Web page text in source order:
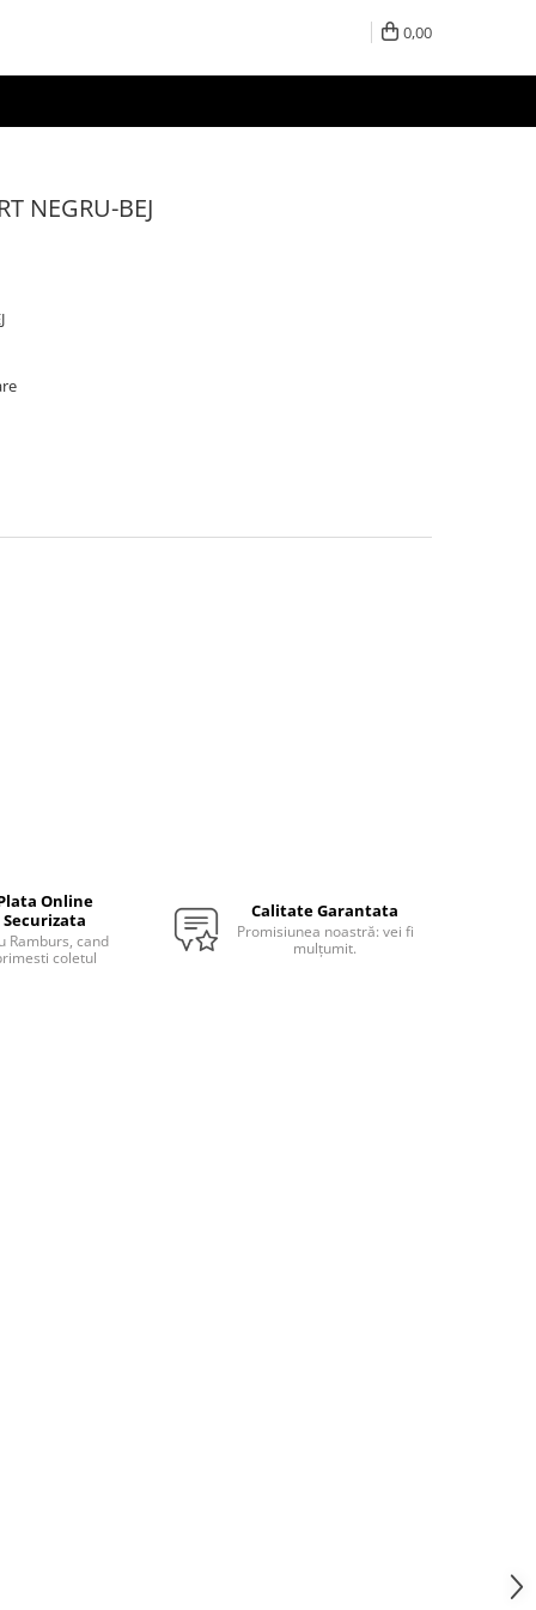
0,00
NEGRU-BEJ
Online
Securizata
Ramburs, cand
coletul
Calitate Garantata
Promisiunea noastră: vei fi
mulțumit.